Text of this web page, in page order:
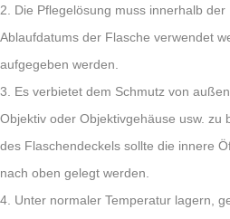
2. Die Pflegelösung muss innerhalb
Ablaufdatums der Flasche verwendet
aufgegeben werden.
3. Es verbietet dem Schmutz von
Objektiv oder Objektivgehäuse usw. zu
des Flaschendeckels sollte die innere
nach oben gelegt werden.
4. Unter normaler Temperatur lagern,